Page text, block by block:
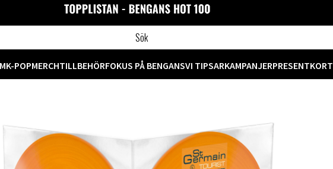
K-POPMERCHTILLBEHÖRFOKUS PÅ BENGANSVI TIPSARKAMPANJERPRESENTKORT